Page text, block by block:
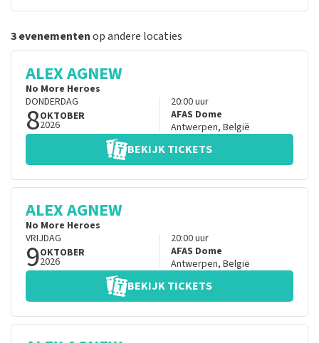
3 evenementenop andere locaties
ALEX AGNEW
No More Heroes
DONDERDAG
8OKTOBER
2026
20:00uur
AFAS Dome
Antwerpen, België
BEKIJK TICKETS
ALEX AGNEW
No More Heroes
VRIJDAG
9OKTOBER
2026
20:00uur
AFAS Dome
Antwerpen, België
BEKIJK TICKETS